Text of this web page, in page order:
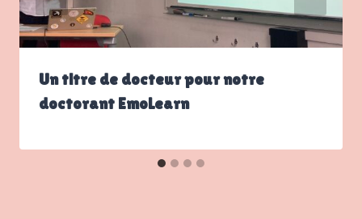
Un titre de docteur pour notre
doctorant EmoLearn